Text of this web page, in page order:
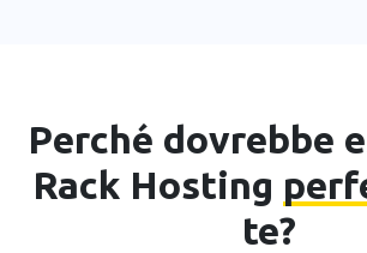
Perché dovrebbe
Rack Hosting
te?